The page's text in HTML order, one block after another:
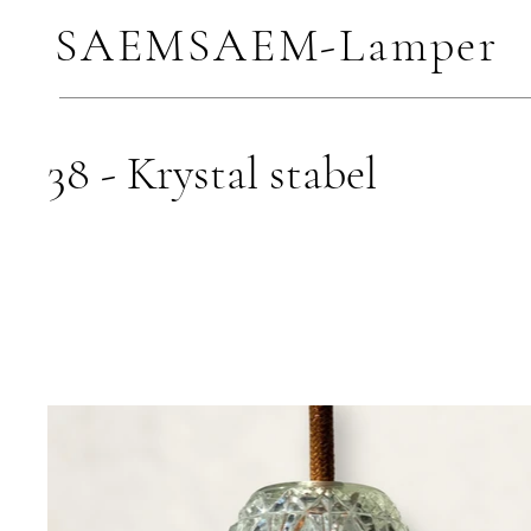
SAEMSAEM-Lamper
38 - Krystal stabel